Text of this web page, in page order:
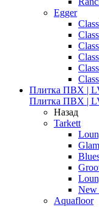
Egger
Плитка ПВХ |
Плитка ПВХ |
Назад
Tarkett
New
Aquafloor